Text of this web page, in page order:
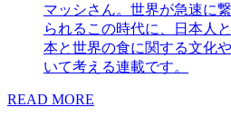
マッシさん。世界が急速に
られるこの時代に、日本人
本と世界の食に関する文化
いて考える連載です。
READ MORE